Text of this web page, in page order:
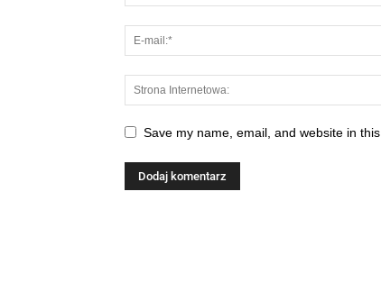
Save my name, email, and website in